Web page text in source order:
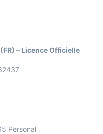
– Licence Officielle
Personal